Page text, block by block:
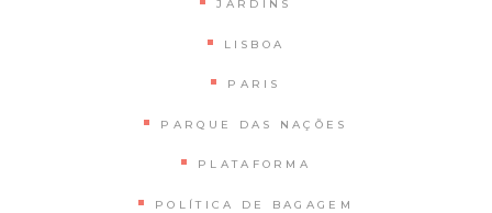
JARDINS
LISBOA
PARIS
PARQUE DAS NAÇÕES
PLATAFORMA
POLÍTICA DE BAGAGEM